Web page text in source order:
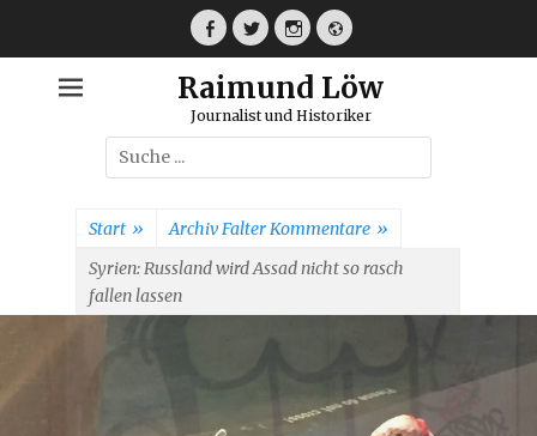
Facebook
TwitterInstagramWebseite
Raimund Löw
Journalist und Historiker
Suche
nach:
Start » Archiv Falter Kommentare »
Syrien: Russland wird Assad nicht so rasch
fallen lassen